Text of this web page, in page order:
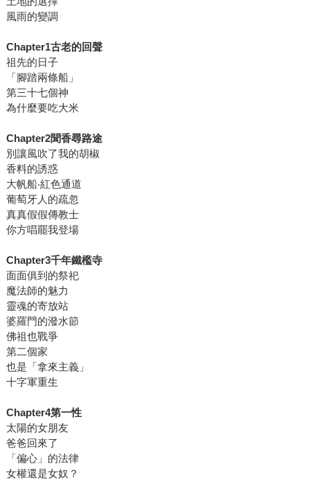
風雨的變調
Chapter1古老的回聲
祖先的日子
「腳踏兩條船」
第三十七個神
為什麼要吃大米
Chapter2聞香尋路途
別讓風吹了我的胡椒
香料的誘惑
大帆船‧紅色通道
葡萄牙人的疏忽
真真假假傳教士
你方唱罷我登場
Chapter3千年鐵檻寺
面面俱到的祭祀
魔法師的魅力
靈魂的寄放站
婆羅門的潑水節
佛祖也戰爭
第二個家
也是「拿來主義」
十字軍重生
Chapter4第一性
太陽的女朋友
爸爸回來了
「偏心」的法律
女權還是女奴？